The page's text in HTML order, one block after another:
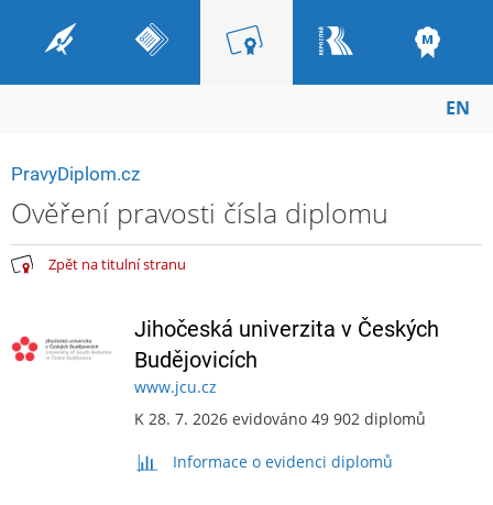
EN
PravyDiplom.cz
Ověření pravosti čísla diplomu
Zpět na titulní stranu
Jihočeská univerzita v Českých
Budějovicích
www.jcu.cz
K 28. 7. 2026 evidováno 49 902 diplomů
Informace o evidenci diplomů